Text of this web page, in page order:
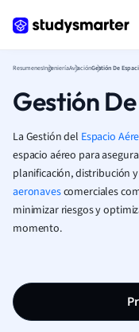
ResumenesIngenieríaAviaciónGestión De
Gestión
La Gestión del Espacio
espacio aéreo para
planificación, distribución
aeronavescomerciales
minimizar riesgos y
momento.